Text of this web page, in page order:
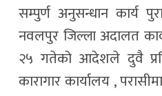
सम्पुर्ण अनुसन्धान कार्य
नवलपुर जिल्ला अदालत
२५ गतेको आदेशले दुवै
कारागार कार्यालय ,